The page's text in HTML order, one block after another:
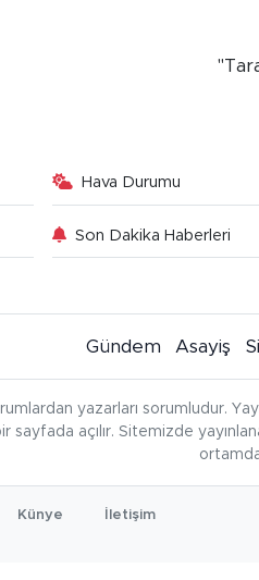
Hava Durumu
Son Dakika Haberleri
Gündem Asayiş
yazarları sorumludur.
sayfada açılır. Sitemizde
Künye İletişim